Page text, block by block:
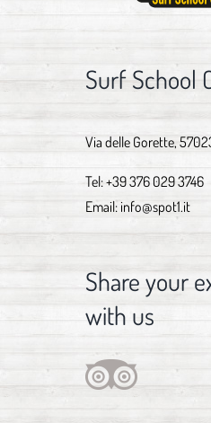
Surf School
Via delle Gorette,
Tel:+39 376 029 3746
Email: info@spot1.it
Share your
with us